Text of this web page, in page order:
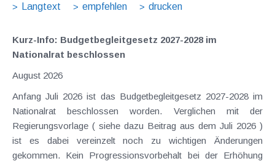
Langtext
empfehlen drucken
Kurz-Info: Budgetbegleitgesetz 2027-2028 im
Nationalrat beschlossen
August 2026
Anfang Juli 2026 ist das Budgetbegleitgesetz 2027-2028 im
Nationalrat beschlossen worden. Verglichen mit der
Regierungsvorlage ( siehe dazu Beitrag aus dem Juli 2026 )
ist es dabei vereinzelt noch zu wichtigen Änderungen
gekommen. Kein Progressionsvorbehalt bei der Erhöhung